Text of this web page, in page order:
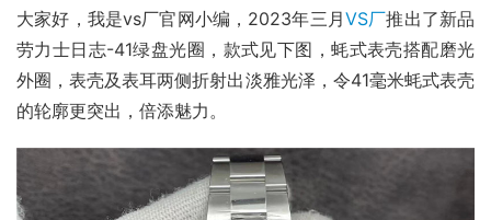
大家好，我是vs厂官网小编，2023年三月VS厂推出了新品
劳力士日志-41绿盘光圈，款式见下图，蚝式表壳搭配磨光
外圈，表壳及表耳两侧折射出淡雅光泽，令41毫米蚝式表壳
的轮廓更突出，倍添魅力。